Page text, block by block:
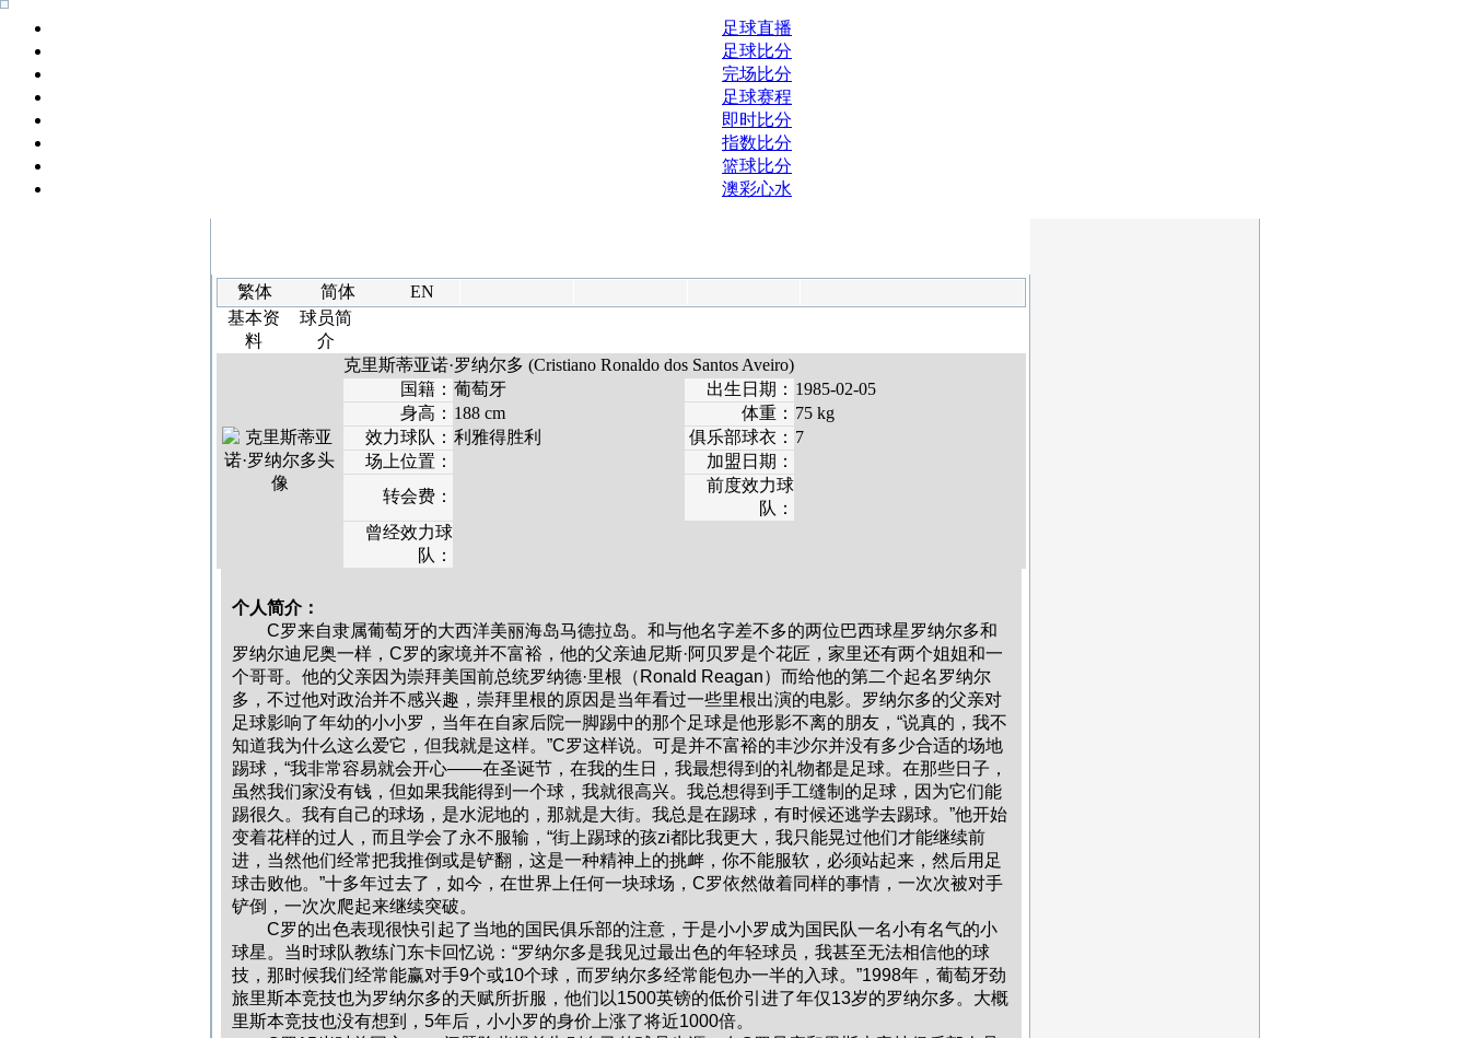
足球直播
足球比分
完场比分
足球赛程
即时比分
指数比分
篮球比分
澳彩心水
繁体 简体
EN
基本资
料
球员简
介
克里斯蒂亚诺·罗纳尔多 (Cristiano Ronaldo dos Santos Aveiro)
国籍： 葡萄牙 出生日期： 1985-02-05
身高： 188 cm 体重： 75 kg
效力球队： 利雅得胜利 俱乐部球衣： 7
场上位置：
加盟日期：
转会费：
前度效力球
队：
曾经效力球
队：
个人简介：
C罗来自隶属葡萄牙的大西洋美丽海岛马德拉岛。和与他名字差不多的两位巴西球星罗纳尔多和
罗纳尔迪尼奥一样，C罗的家境并不富裕，他的父亲迪尼斯·阿贝罗是个花匠，家里还有两个姐姐和一
个哥哥。他的父亲因为崇拜美国前总统罗纳德·里根（Ronald Reagan）而给他的第二个起名罗纳尔
多，不过他对政治并不感兴趣，崇拜里根的原因是当年看过一些里根出演的电影。罗纳尔多的父亲对
足球影响了年幼的小小罗，当年在自家后院一脚踢中的那个足球是他形影不离的朋友，“说真的，我不
知道我为什么这么爱它，但我就是这样。”C罗这样说。可是并不富裕的丰沙尔并没有多少合适的场地
踢球，“我非常容易就会开心——在圣诞节，在我的生日，我最想得到的礼物都是足球。在那些日子，
虽然我们家没有钱，但如果我能得到一个球，我就很高兴。我总想得到手工缝制的足球，因为它们能
踢很久。我有自己的球场，是水泥地的，那就是大街。我总是在踢球，有时候还逃学去踢球。”他开始
变着花样的过人，而且学会了永不服输，“街上踢球的孩zi都比我更大，我只能晃过他们才能继续前
进，当然他们经常把我推倒或是铲翻，这是一种精神上的挑衅，你不能服软，必须站起来，然后用足
球击败他。”十多年过去了，如今，在世界上任何一块球场，C罗依然做着同样的事情，一次次被对手
铲倒，一次次爬起来继续突破。
C罗的出色表现很快引起了当地的国民俱乐部的注意，于是小小罗成为国民队一名小有名气的小
球星。当时球队教练门东卡回忆说：“罗纳尔多是我见过最出色的年轻球员，我甚至无法相信他的球
技，那时候我们经常能赢对手9个或10个球，而罗纳尔多经常能包办一半的入球。”1998年，葡萄牙劲
旅里斯本竞技也为罗纳尔多的天赋所折服，他们以1500英镑的低价引进了年仅13岁的罗纳尔多。大概
里斯本竞技也没有想到，5年后，小小罗的身价上涨了将近1000倍。